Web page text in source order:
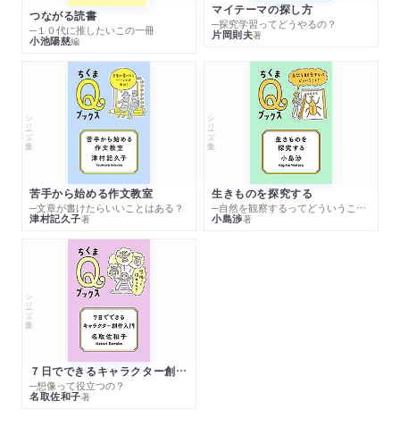
つながる読書
─１０代に推したいこの一冊
小池陽慈編
マイテーマの探し方
─探究学習ってどうやるの？
片岡則夫著
シリーズ・全集
苦手から始める作文教室
─文章が書けたらいいことはある？
津村記久子著
シリーズ・全集
生きものを探究する
─自然を観察するってどういうこと？
小島渉著
シリーズ・全集
７日でできるキャラクター創作入門
─想像って役立つの？
名取佐和子著